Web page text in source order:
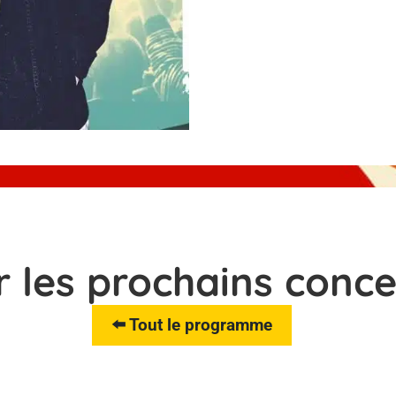
les prochains
⬅️ Tout le programme